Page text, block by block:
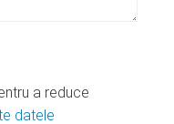
a reduce
datele